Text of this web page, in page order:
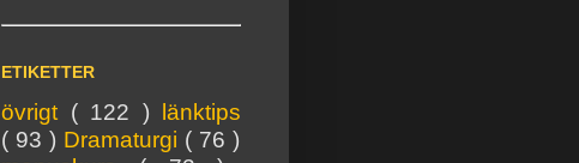
ETIKETTER
övrigt ( 122 ) länktips
( 93 ) Dramaturgi ( 76 )